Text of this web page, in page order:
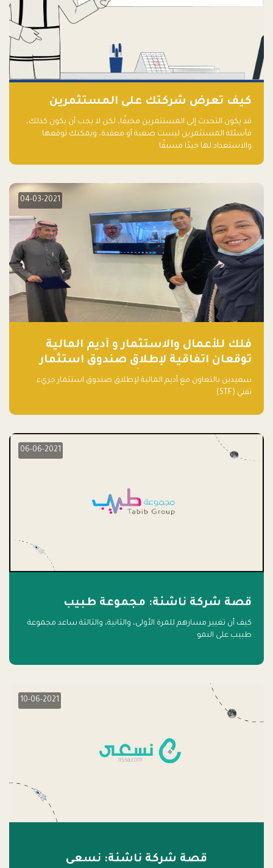
كيف تعرض شركتك على المستثمرين
قد يكون التحدث إلى المستثمرين مخيفًا، لكن لا يجب أن يكون كذلك،
فأسئلة المستثمرين ليست صعبة أو معقدة، ويمكنك توقعها
والاستعداد لها جيدًا مسبقًا
04-03-2021
فلك للأعمال والاستثمار و أديم المالية
توقعان اتفاقية لإطلاق صندوق استثمار
جريء تقني (STF) - مشغل من قبل فـلك
سعيدين بالتعاون مع أديم المالية لإطلاق صندوق استثمار جريء
تقني (STF)
06-06-2021
قصة شركة ناشئة: مجموعة طبيب
كيف أن تغيير مسارهم للمرة الأولى، والثانية، والثالثة ساعد مجموعة
طبيب على النمو
10-06-2021
قصة شركة ناشئة: نسعى